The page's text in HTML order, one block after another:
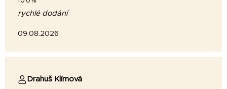
rychlé dodání
09.08.2026
Drahuš Klímová